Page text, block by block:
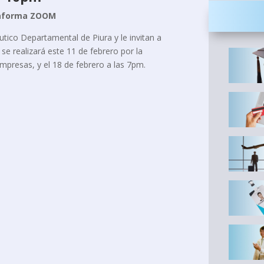
ZOOM
Departamental de Piura y le invitan a
realizará este 11 de febrero por la
y el 18 de febrero a las 7pm.